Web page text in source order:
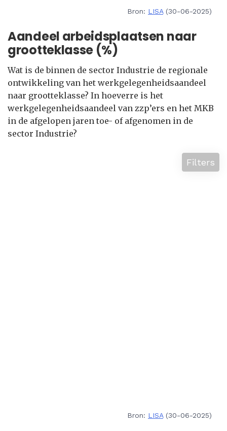
Bron: LISA(30-06-2025)
Aandeel arbeidsplaatsen naar
grootteklasse (%)
Wat is de binnen de sector Industrie de regionale
ontwikkeling van het werkgelegenheidsaandeel
naar grootteklasse? In hoeverre is het
werkgelegenheidsaandeel van zzp’ers en het MKB
in de afgelopen jaren toe- of afgenomen in de
sector Industrie?
Filters
Bron: LISA(30-06-2025)